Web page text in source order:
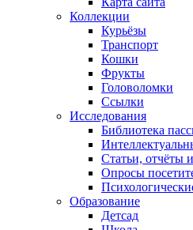
Коллекции
Курьёзы
Транспорт
Кошки
Фрукты
Головоломки
Ссылки
Исследования
Библиотека
Статьи, отчёты
Опросы
Образование
Детсад